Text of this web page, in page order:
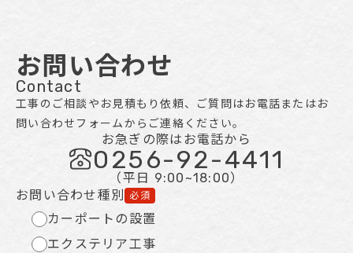
お問い合わせ
Contact
工事のご相談やお見積もり依頼、ご質問はお電話またはお
問い合わせフォームからご連絡ください。
お急ぎの際はお電話から
0256-92-4411
（平日 9:00~18:00）
お問い合わせ種別
必須
カーポートの設置
エクステリア工事